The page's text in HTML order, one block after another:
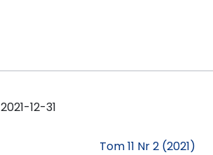
2021-12-31
Tom 11 Nr 2 (2021)